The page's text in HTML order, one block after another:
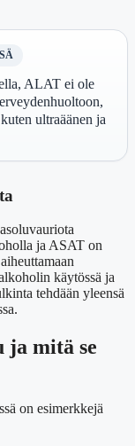
ALAT ei ole
ultraäänen ja
ja ASAT on
käytössä ja
tehdään yleensä
mitä se
on esimerkkejä